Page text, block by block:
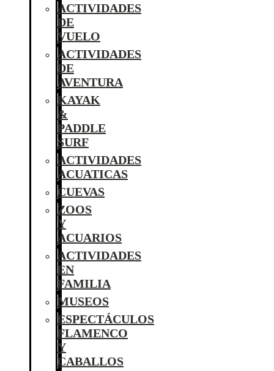
ACTIVIDADES
DE
VUELO
ACTIVIDADES
DE
AVENTURA
KAYAK
&
PADDLE
SURF
ACTIVIDADES
ACUATICAS
CUEVAS
ZOOS
Y
ACUARIOS
ACTIVIDADES
EN
FAMILIA
MUSEOS
ESPECTÁCULOS
FLAMENCO
Y
CABALLOS